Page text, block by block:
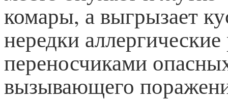
комары, а выгрызает
нередки
переносчиками
вызывающего